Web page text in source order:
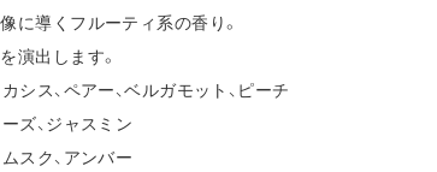
に導くフルーティ系の香り。
演出します。
ス、ペアー、ベルガモット、ピーチ
ズ、ジャスミン
スク、アンバー